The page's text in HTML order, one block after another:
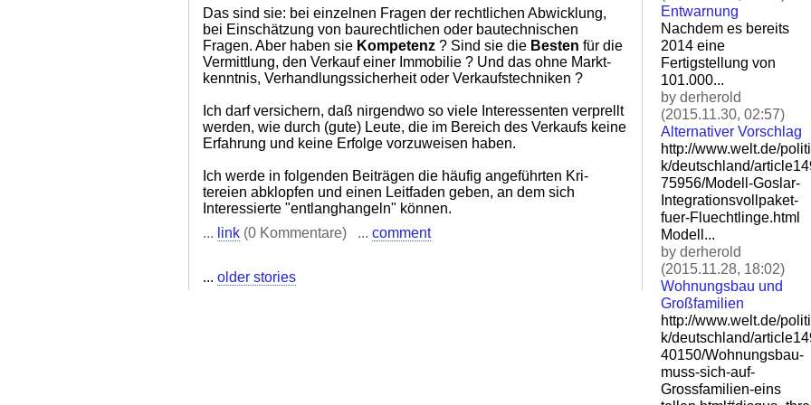
Das sind sie: bei einzelnen Fragen der rechtlichen Abwicklung,
bei Einschätzung von baurechtlichen oder bautechnischen
Fragen. Aber haben sie Kompetenz ? Sind sie die Besten für die
Vermittlung, den Verkauf einer Immobilie ? Und das ohne Markt-
kenntnis, Verhandlungssicherheit oder Verkaufstechniken ?
Ich darf versichern, daß nirgendwo so viele Interessenten verprellt
werden, wie durch (gute) Leute, die im Bereich des Verkaufs keine
Erfahrung und keine Erfolge vorzuweisen haben.
Ich werde in folgenden Beiträgen die häufig angeführten Kri-
tereien abklopfen und einen Leitfaden geben, an dem sich
Interessierte "entlanghangeln" können.
... link (0 Kommentare) ... comment
... older stories
Entwarnung
Nachdem es bereits
2014 eine
Fertigstellung von
101.000...
by derherold
(2015.11.30, 02:57)
Alternativer Vorschlag
http://www.welt.de/politi
k/deutschland/
75956/Modell-Goslar-
Integrationsvollpaket-
fuer-Fluechtlinge.html
Modell...
by derherold
(2015.11.28, 18:02)
Wohnungsbau und
Großfamilien
http://www.welt.de/politi
k/deutschland/
40150/Wohnungsbau-
muss-sich-auf-
Grossfamilien-eins